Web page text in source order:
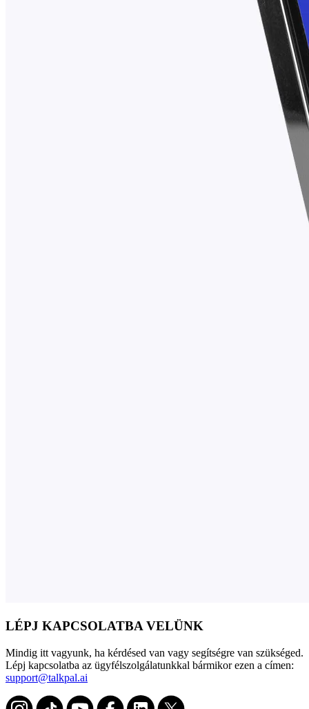
LÉPJ KAPCSOLATBA VELÜNK
Mindig itt vagyunk, ha kérdésed van vagy segítségre van szükséged.
Lépj kapcsolatba az ügyfélszolgálatunkkal bármikor ezen a címen:
support@talkpal.ai